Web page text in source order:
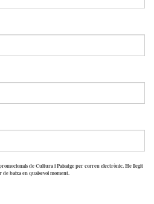
de Cultura i Paisatge per correu electrònic. He llegit
baixa en qualsevol moment.